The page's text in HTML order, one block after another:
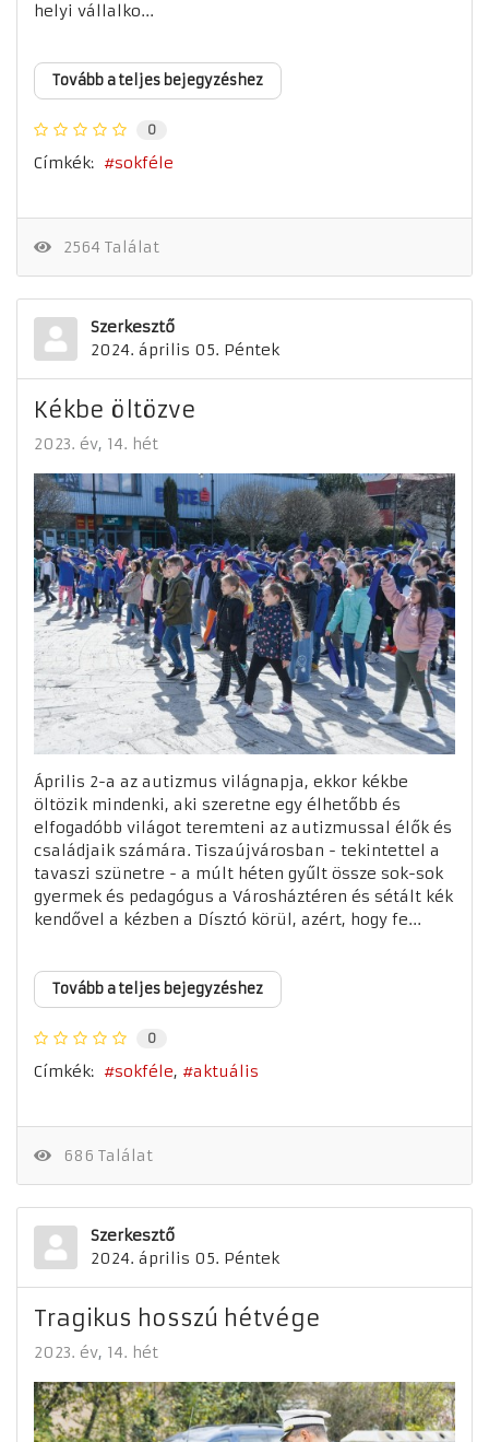
helyi vállalko...
Tovább a teljes bejegyzéshez
0
Címkék: sokféle
2564 Találat
Szerkesztő
2024. április 05. Péntek
Kékbe öltözve
2023. év 14. hét
Április 2-a az autizmus világnapja, ekkor kékbe
öltözik mindenki, aki szeretne egy élhetőbb és
elfogadóbb világot teremteni az autizmussal élők és
családjaik számára. Tiszaújvárosban - tekintettel a
tavaszi szünetre - a múlt héten gyűlt össze sok-sok
gyermek és pedagógus a Városháztéren és sétált kék
kendővel a kézben a Dísztó körül, azért, hogy fe...
Tovább a teljes bejegyzéshez
0
Címkék: sokféle aktuális
686 Találat
Szerkesztő
2024. április 05. Péntek
Tragikus hosszú hétvége
2023. év 14. hét